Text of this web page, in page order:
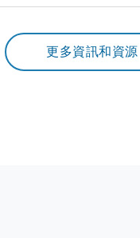
更多資訊和資源